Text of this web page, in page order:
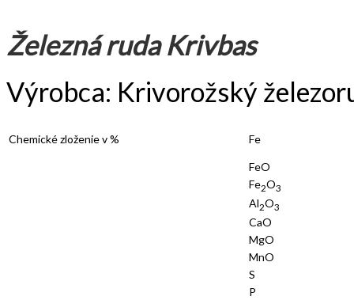
Železná ruda Krivbas
Výrobca: Krivorožský
Chemické zloženie v % Fe
FeO
Fe2O3
Al2O3
CaO
MgO
MnO
S
P